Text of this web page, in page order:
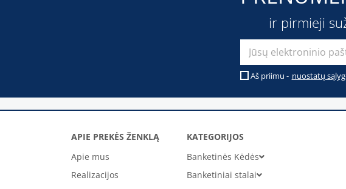
ir pirmieji
Aš priimu - nuostatų
APIE PREKĖS ŽENKLĄ
Apie mus
Realizacijos
KATEGORIJOS
Banketinės Kėdės
Banketiniai stalai